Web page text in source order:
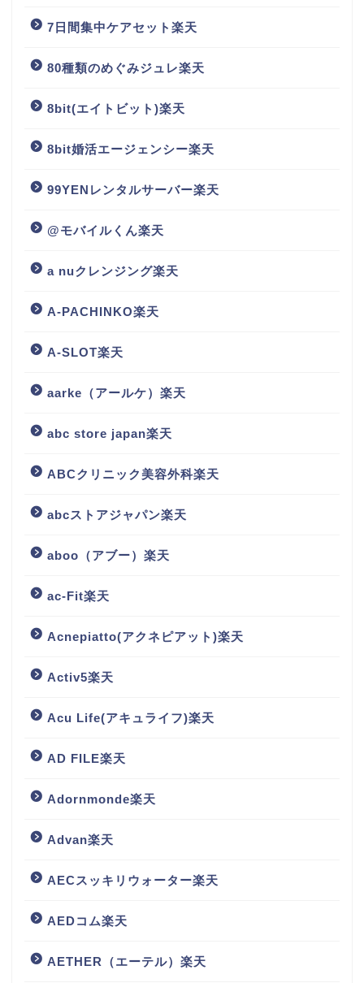
7日間集中ケアセット楽天
80種類のめぐみジュレ楽天
8bit(エイトビット)楽天
8bit婚活エージェンシー楽天
99YENレンタルサーバー楽天
@モバイルくん楽天
a nuクレンジング楽天
A-PACHINKO楽天
A-SLOT楽天
aarke（アールケ）楽天
abc store japan楽天
ABCクリニック美容外科楽天
abcストアジャパン楽天
aboo（アブー）楽天
ac-Fit楽天
Acnepiatto(アクネピアット)楽天
Activ5楽天
Acu Life(アキュライフ)楽天
AD FILE楽天
Adornmonde楽天
Advan楽天
AECスッキリウォーター楽天
AEDコム楽天
AETHER（エーテル）楽天